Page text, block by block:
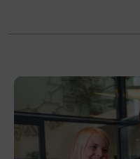
Einen Modelltest
Homepage des
Sprachdiplom